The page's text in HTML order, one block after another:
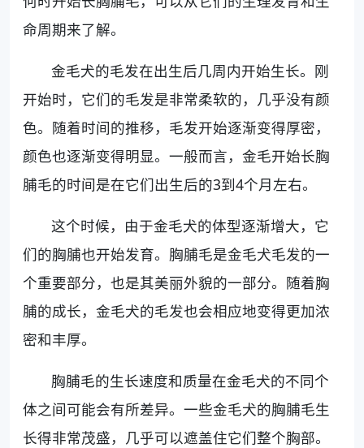
命周期来了解。
金毛犬的毛发在出生后几周内开始生长。刚
开始时，它们的毛发是非常柔软的，几乎没有颜
色。随着时间的推移，毛发开始逐渐变得厚密，
颜色也逐渐变得明显。一般而言，金毛开始长胸
脯毛的时间是在它们出生后的3到4个月左右。
这个时候，由于金毛犬的体型逐渐增大，它
们的胸脯也开始发育。胸脯毛是金毛犬毛发的一
个重要部分，也是其美丽外貌的一部分。随着胸
脯的成长，金毛犬的毛发也会相应地变得更加浓
密和丰厚。
胸脯毛的生长速度和质量在金毛犬的不同个
体之间可能会有所差异。一些金毛犬的胸脯毛生
长得非常茂盛，几乎可以遮盖住它们整个胸部。